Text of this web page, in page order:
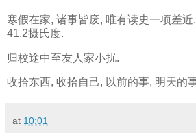
寒假在家, 诸事皆废, 唯有读史一项差
41.2摄氏度.
归校途中至友人家小扰.
收拾东西, 收拾自己, 以前的事, 明天的
at 10:01